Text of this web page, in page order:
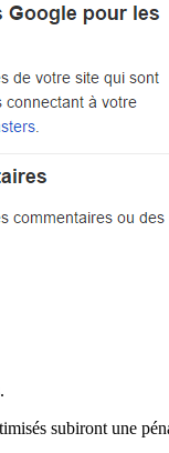
subiront une